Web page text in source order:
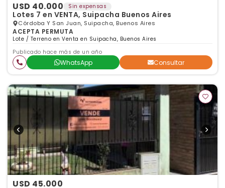
USD 40.000 Sin expensas
Lotes 7 en VENTA, Suipacha Buenos Aires
Córdoba Y San Juan, Suipacha, Buenos Aires
ACEPTA PERMUTA
Lote / Terreno en Venta en Suipacha, Buenos Aires
Publicado hace más de un año
WhatsApp Consultar
USD 45.000